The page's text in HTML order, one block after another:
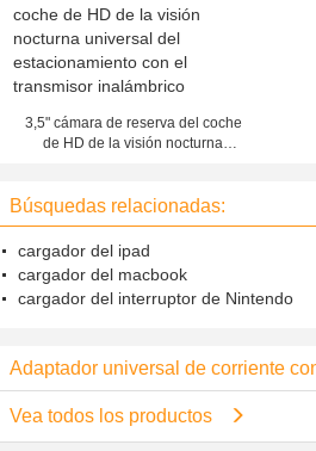
3,5" cámara de reserva del coche
de HD de la visión nocturna
Búsquedas relacionadas:
cargador del ipad
cargador del macbook
cargador del interruptor de Nintendo
Adaptador universal de corriente
Vea todos los productos